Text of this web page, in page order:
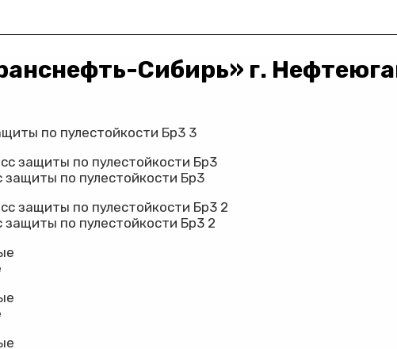
Сибирь» г.
по пулестойкости Бр3
по пулестойкости Бр3 2